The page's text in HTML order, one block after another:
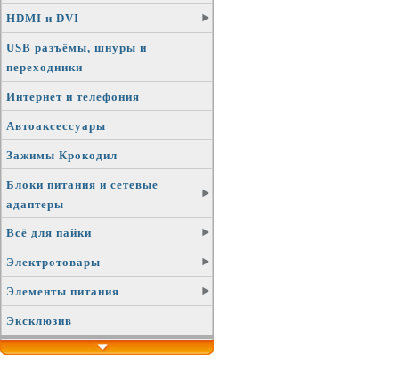
HDMI и DVI
USB разъёмы, шнуры и
переходники
Интернет и телефония
Автоаксессуары
Зажимы Крокодил
Блоки питания и сетевые
адаптеры
Всё для пайки
Электротовары
Элементы питания
Эксклюзив